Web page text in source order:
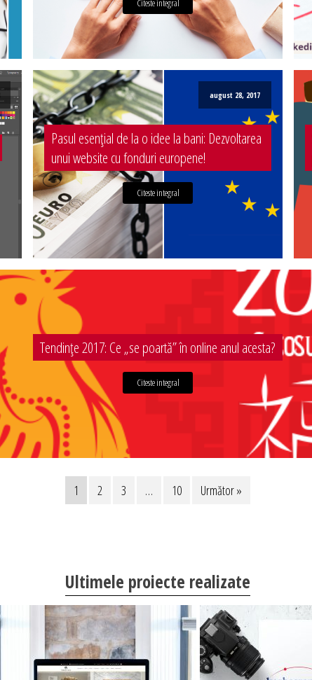
Citeste integral
august 28, 2017
Pasul esențial de la o idee la bani: Dezvoltarea
unui website cu fonduri europene!
Citeste integral
Tendințe 2017: Ce „se poartă” în online anul acesta?
Citeste integral
1 2 3 … 10 Următor »
Ultimele proiecte realizate